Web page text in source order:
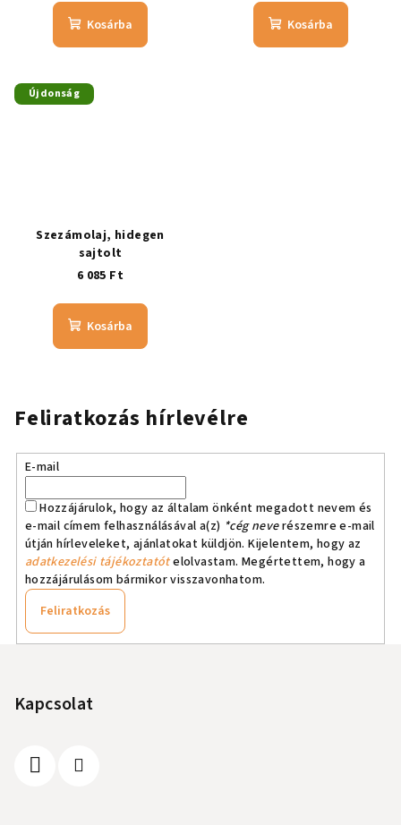
Kosárba Kosárba
Újdonság
Szezámolaj, hidegen
sajtolt
6 085 Ft
Kosárba
Feliratkozás hírlevélre
E-mail
Hozzájárulok, hogy az általam önként megadott nevem és
e-mail címem felhasználásával a(z) *cég neverészemre e-mail
útján hírleveleket, ajánlatokat küldjön. Kijelentem, hogy az
adatkezelési tájékoztatótelolvastam. Megértettem, hogy a
hozzájárulásom bármikor visszavonhatom.
Feliratkozás
Kapcsolat